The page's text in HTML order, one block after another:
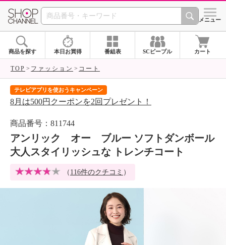
SHOP CHANNEL シメニュー
商品を探す 本日お買得 番組表 SCピープル カート
TOP ファッション コート
テレビアプリを使おうキャンペーン
8月は500円クーポンを2回プレゼント！
商品番号：811744
アンリック オー ブルー ソフトダンボール
大人スタイリッシュな トレンチコート
（ 116件のクチコミ ）